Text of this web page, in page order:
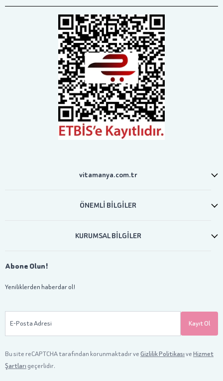
vitamanya.com.tr
ÖNEMLİ BİLGİLER
KURUMSAL BİLGİLER
Abone Olun!
Yeniliklerden haberdar ol!
E-Posta Adresi Kayıt Ol
Bu site reCAPTCHA tarafından korunmaktadır veGizlilik PolitikasıveHizmet
Şartları geçerlidir.